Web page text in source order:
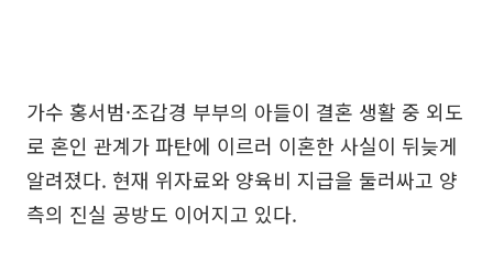
가수 홍서범·조갑경 부부의 아들이 결혼 생활 중 외도
로 혼인 관계가 파탄에 이르러 이혼한 사실이 뒤늦게
알려졌다. 현재 위자료와 양육비 지급을 둘러싸고 양
측의 진실 공방도 이어지고 있다.